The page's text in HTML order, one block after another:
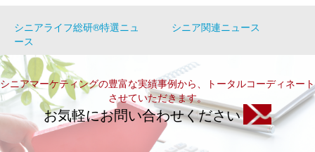
シニアライフ総研®特選ニュ
ース
シニア関連ニュース
シニアマーケティングの豊富な実績事例から、トータルコーディネート
させていただきます。
お気軽にお問い合わせください